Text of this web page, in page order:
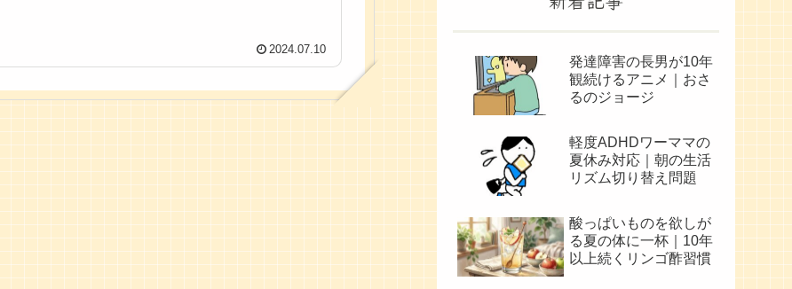
2024.07.10
発達障害の長男が10年
観続けるアニメ｜おさ
るのジョージ
軽度ADHDワーママの
夏休み対応｜朝の生活
リズム切り替え問題
酸っぱいものを欲しが
る夏の体に一杯｜10年
以上続くリンゴ酢習慣